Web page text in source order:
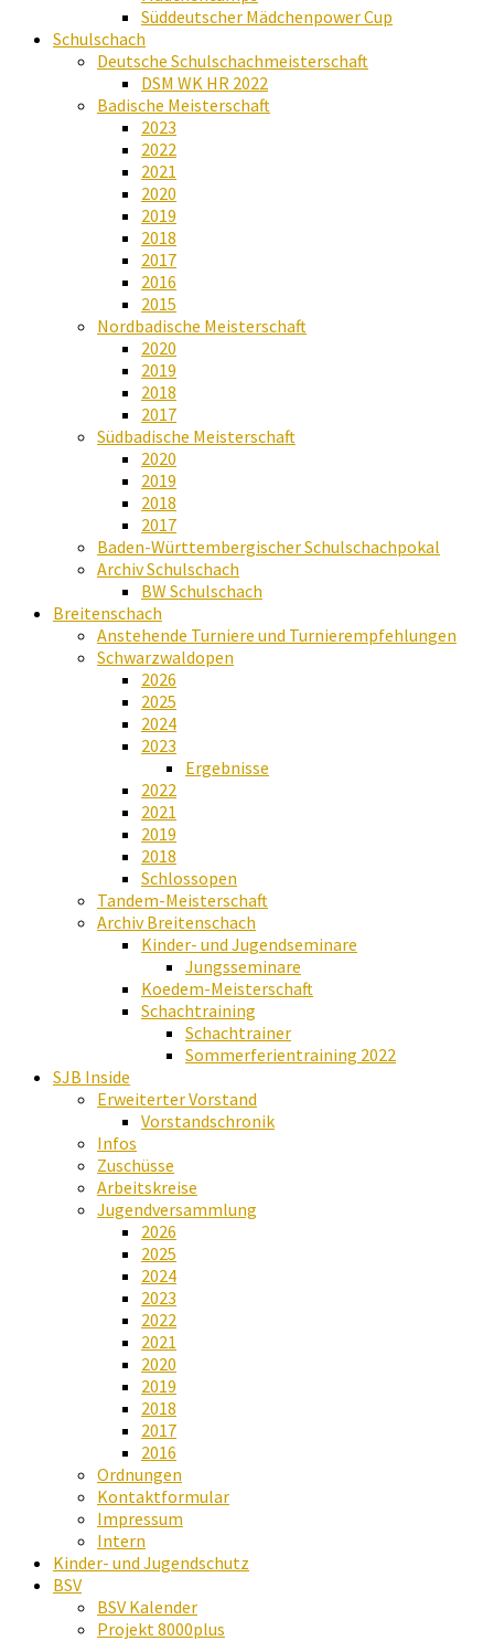
Süddeutscher Mädchenpower Cup
Schulschach
Deutsche Schulschachmeisterschaft
DSM WK HR 2022
Badische Meisterschaft
2023
2022
2021
2020
2019
2018
2017
2016
2015
Nordbadische Meisterschaft
2020
2019
2018
2017
Südbadische Meisterschaft
2020
2019
2018
2017
Baden-Württembergischer Schulschachpokal
Archiv Schulschach
BW Schulschach
Breitenschach
Anstehende Turniere und Turnierempfehlungen
Schwarzwaldopen
2026
2025
2024
2023
Ergebnisse
2022
2021
2019
2018
Schlossopen
Tandem-Meisterschaft
Archiv Breitenschach
Kinder- und Jugendseminare
Jungsseminare
Koedem-Meisterschaft
Schachtraining
Schachtrainer
Sommerferientraining 2022
SJB Inside
Erweiterter Vorstand
Vorstandschronik
Infos
Zuschüsse
Arbeitskreise
Jugendversammlung
2026
2025
2024
2023
2022
2021
2020
2019
2018
2017
2016
Ordnungen
Kontaktformular
Impressum
Intern
Kinder- und Jugendschutz
BSV
BSV Kalender
Projekt 8000plus